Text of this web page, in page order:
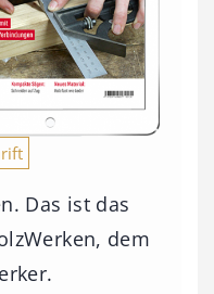
Das ist das
dem